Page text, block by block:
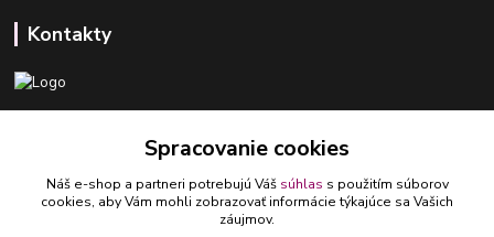
Kontakty
ledlumar@ledlumar.sk
Spracovanie cookies
Náš e-shop a partneri potrebujú Váš súhlas s použitím súborov
cookies, aby Vám mohli zobrazovať informácie týkajúce sa Vašich
záujmov.